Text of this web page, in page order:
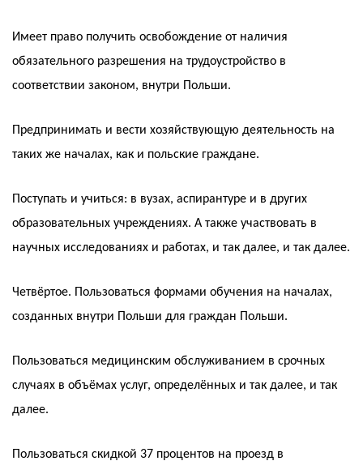
Имеет право получить освобождение от наличия
обязательного разрешения на трудоустройство в
соответствии законом, внутри Польши.
Предпринимать и вести хозяйствующую деятельность на
таких же началах, как и польские граждане.
Поступать и учиться: в вузах, аспирантуре и в других
образовательных учреждениях. А также участвовать в
научных исследованиях и работах, и так далее, и так далее.
Четвёртое. Пользоваться формами обучения на началах,
созданных внутри Польши для граждан Польши.
Пользоваться медицинским обслуживанием в срочных
случаях в объёмах услуг, определённых и так далее, и так
далее.
Пользоваться скидкой 37 процентов на проезд в